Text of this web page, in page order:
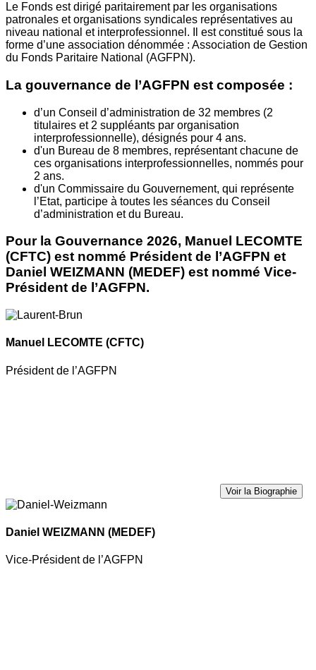
Le Fonds est dirigé paritairement par les organisations
patronales et organisations syndicales représentatives au
niveau national et interprofessionnel. Il est constitué sous la
forme d’une association dénommée : Association de Gestion
du Fonds Paritaire National (AGFPN).
La gouvernance de l’AGFPN est composée :
d’un Conseil d’administration de 32 membres (2
titulaires et 2 suppléants par organisation
interprofessionnelle), désignés pour 4 ans.
d'un Bureau de 8 membres, représentant chacune de
ces organisations interprofessionnelles, nommés pour
2 ans.
d'un Commissaire du Gouvernement, qui représente
l’Etat, participe à toutes les séances du Conseil
d’administration et du Bureau.
Pour la Gouvernance 2026, Manuel LECOMTE
(CFTC) est nommé Président de l’AGFPN et
Daniel WEIZMANN (MEDEF) est nommé Vice-
Président de l’AGFPN.
Manuel LECOMTE (CFTC)
Président de l’AGFPN
Voir la Biographie
Daniel WEIZMANN (MEDEF)
Vice-Président de l’AGFPN